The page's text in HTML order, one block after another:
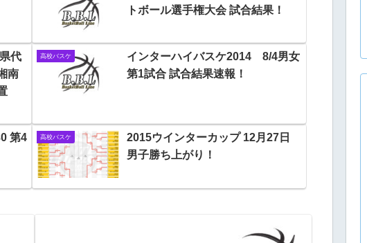
トボール選手権大会 試合結果！
代
南
高校バスケ
インターハイバスケ2014 8/4男女
第1試合 試合結果速報！
第4
高校バスケ
2015ウインターカップ 12月27日
男子勝ち上がり！